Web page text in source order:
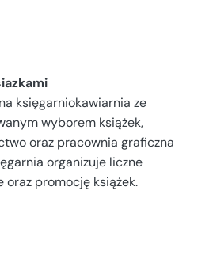
księgarniokawiarnia ze
wyborem książek,
oraz pracownia graficzna
organizuje liczne
promocję książek.